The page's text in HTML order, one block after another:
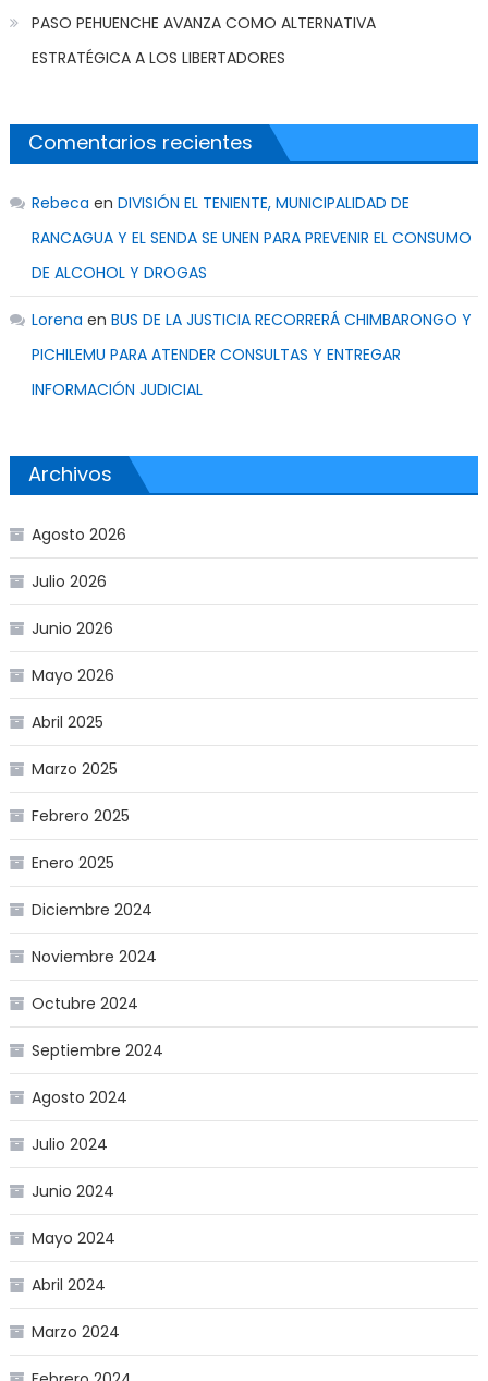
PASO PEHUENCHE AVANZA COMO ALTERNATIVA
ESTRATÉGICA A LOS LIBERTADORES
Comentarios recientes
Rebeca en DIVISIÓN EL TENIENTE, MUNICIPALIDAD DE
RANCAGUA Y EL SENDA SE UNEN PARA PREVENIR EL CONSUMO
DE ALCOHOL Y DROGAS
Lorena en BUS DE LA JUSTICIA RECORRERÁ CHIMBARONGO Y
PICHILEMU PARA ATENDER CONSULTAS Y ENTREGAR
INFORMACIÓN JUDICIAL
Archivos
Agosto 2026
Julio 2026
Junio 2026
Mayo 2026
Abril 2025
Marzo 2025
Febrero 2025
Enero 2025
Diciembre 2024
Noviembre 2024
Octubre 2024
Septiembre 2024
Agosto 2024
Julio 2024
Junio 2024
Mayo 2024
Abril 2024
Marzo 2024